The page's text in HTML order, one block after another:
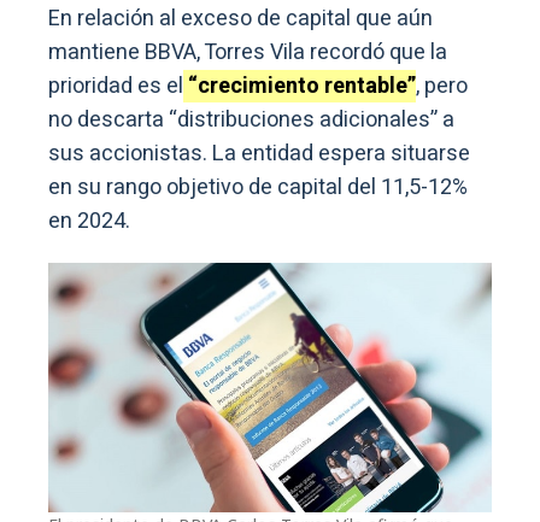
En relación al exceso de capital que aún
mantiene BBVA, Torres Vila recordó que la
prioridad es el “crecimiento rentable”, pero
no descarta “distribuciones adicionales” a
sus accionistas. La entidad espera situarse
en su rango objetivo de capital del 11,5-12%
en 2024.